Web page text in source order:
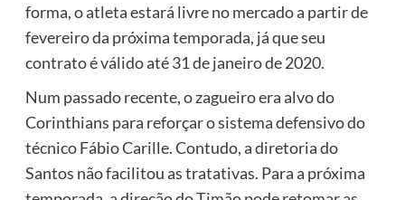
forma, o atleta estará livre no mercado a partir de
fevereiro da próxima temporada, já que seu
contrato é válido até 31 de janeiro de 2020.
Num passado recente, o zagueiro era alvo do
Corinthians para reforçar o sistema defensivo do
técnico Fábio Carille. Contudo, a diretoria do
Santos não facilitou as tratativas. Para a próxima